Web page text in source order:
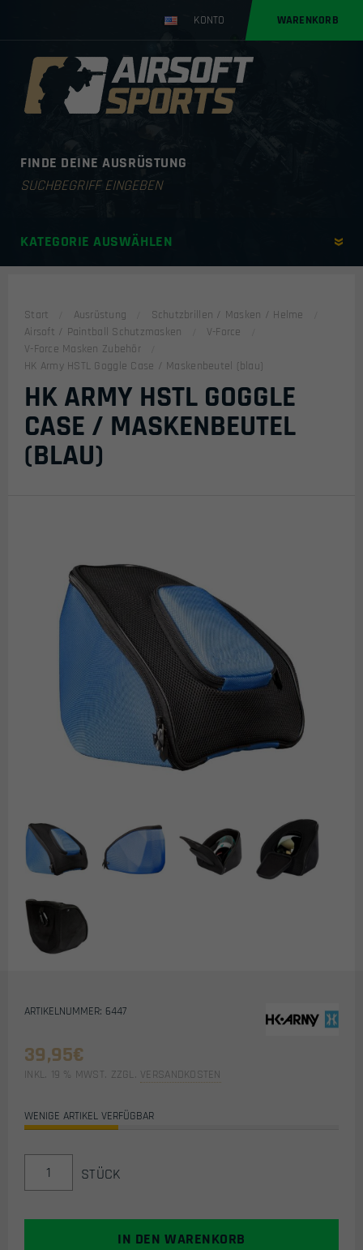
KONTO WARENKORB
FINDE DEINE AUSRÜSTUNG
Products
KATEGORIE AUSWÄHLEN
Start Ausrüstung
Schutzbrillen / Masken / Helme
Airsoft / Paintball Schutzmasken
V-Force
V-Force Masken Zubehör
HK Army HSTL Goggle Case / Maskenbeutel (blau)
HK ARMY HSTL GOGGLE
CASE / MASKENBEUTEL
(BLAU)
ARTIKELNUMMER: 6447
39,95€
INKL. 19 % MWST. ZZGL. VERSANDKOSTEN
WENIGE ARTIKEL VERFÜGBAR
ARMY
HSTL
STÜCK
IN DEN WARENKORB